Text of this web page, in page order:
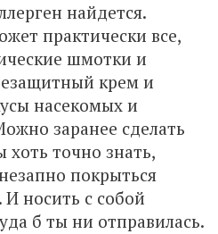
найдется.
практически все,
шмотки и
крем и
насекомых и
заранее сделать
хоть точно знать,
покрыться
носить с собой
б ты ни отправилась.